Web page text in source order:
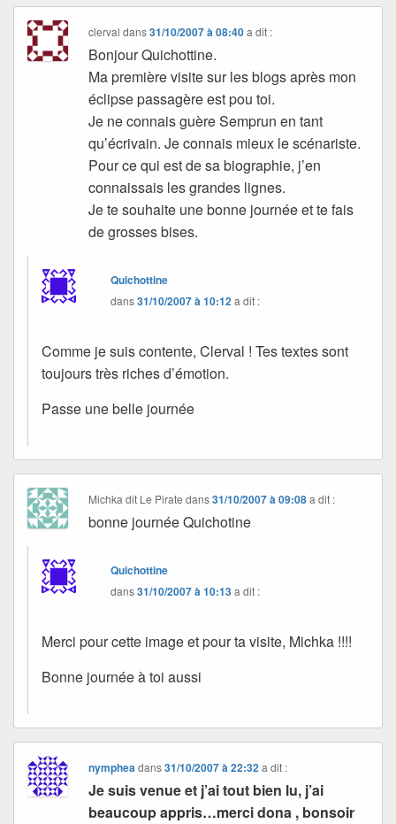
clerval dans31/10/2007 à 08:40 a dit :
Bonjour Quichottine.
Ma première visite sur les blogs après mon
éclipse passagère est pou toi.
Je ne connais guère Semprun en tant
qu’écrivain. Je connais mieux le scénariste.
Pour ce qui est de sa biographie, j’en
connaissais les grandes lignes.
Je te souhaite une bonne journée et te fais
de grosses bises.
Quichottine
dans31/10/2007 à 10:12a dit :
Comme je suis contente, Clerval ! Tes textes sont
toujours très riches d’émotion.
Passe une belle journée
Michka dit Le Pirate dans31/10/2007 à 09:08 a dit :
bonne journée Quichotine
Quichottine
dans31/10/2007 à 10:13a dit :
Merci pour cette image et pour ta visite, Michka !!!!
Bonne journée à toi aussi
nympheadans31/10/2007 à 22:32 a dit :
Je suis venue et j’ai tout bien lu, j’ai
beaucoup appris…merci dona , bonsoir